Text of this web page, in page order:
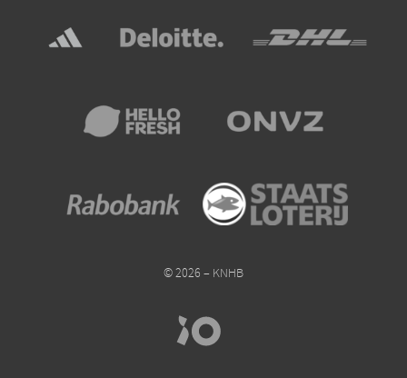
© 2026 – KNHB